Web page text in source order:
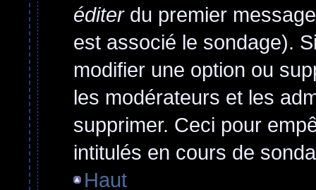
éditerdu premier
est associé le sondage).
modifier une option ou
les modérateurs et les
supprimer. Ceci pour
intitulés en cours de
Haut